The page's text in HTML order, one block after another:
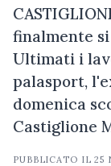
finalmente
Ultimati i
palasport,
domenica
Castiglione
PUBBLICATO IL25